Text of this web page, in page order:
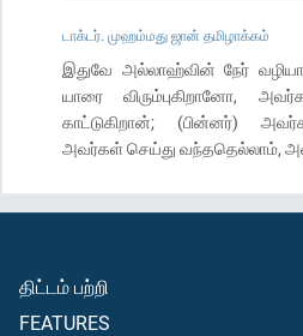
டாக்டர். முஹம்மது ஜான் தமிழாக்கம்
இதுவே அல்லாஹ்வின் நேர்
யாரை விரும்புகிறானோ,
காட்டுகிறான்; (பின்னர்)
அவர்கள் செய்து வந்ததெல்லாம்,
திட்டம் பற்றி
FEATURES